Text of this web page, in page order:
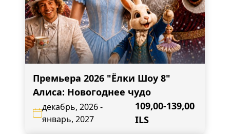
Премьера 2026 "Ёлки Шоу 8"
Алиса: Новогоднее чудо
декабрь, 2026 -
январь, 2027
109,00-139,00
ILS